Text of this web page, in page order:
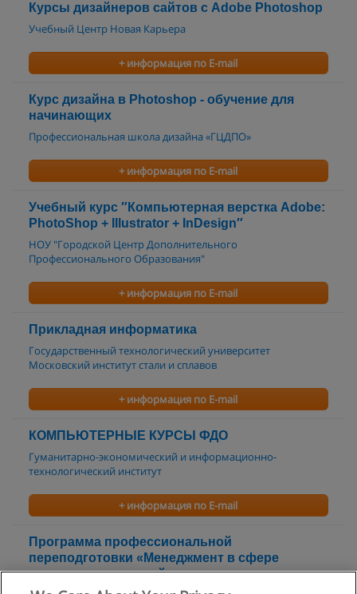
Курсы дизайнеров сайтов с Adobe Photoshop
Учебный Центр Новая Карьера
+ информация по E-mail
Курс дизайна в Photoshop - обучение для
начинающих
Профессиональная школа дизайна «ГЦДПО»
+ информация по E-mail
Учебный курс ″Компьютерная верстка Adobe:
PhotoShop + Illustrator + InDesign″
НОУ "Городской Центр Дополнительного
Профессионального Образования"
+ информация по E-mail
Прикладная информатика
Государственный технологический университет
Московский институт стали и сплавов
+ информация по E-mail
КОМПЬЮТЕРНЫЕ КУРСЫ ФДО
Гуманитарно-экономический и информационно-
технологический институт
+ информация по E-mail
Программа профессиональной
переподготовки «Менеджмент в сфере
интернет-технологий»